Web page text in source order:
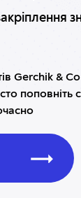
Gerchik &
поповніть